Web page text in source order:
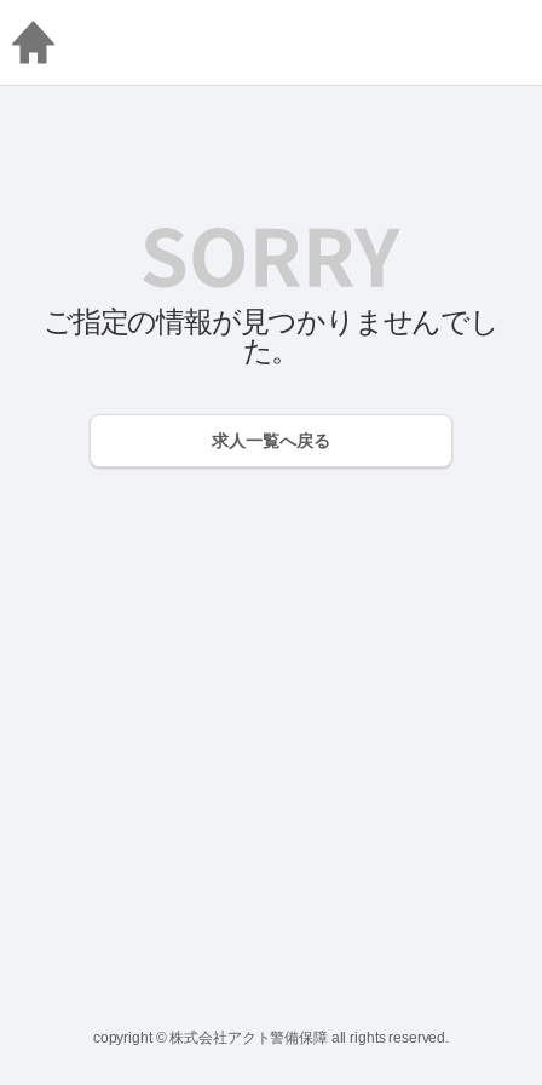
ご指定の情報が見つかりませんでし
た。
求人一覧へ戻る
copyright © 株式会社アクト警備保障 all rights reserved.